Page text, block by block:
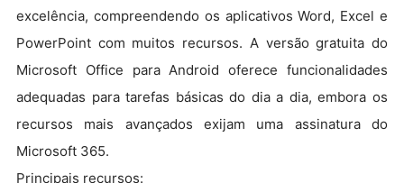
excelência, compreendendo os aplicativos Word, Excel e
PowerPoint com muitos recursos. A versão gratuita do
Microsoft Office para Android oferece funcionalidades
adequadas para tarefas básicas do dia a dia, embora os
recursos mais avançados exijam uma assinatura do
Microsoft 365.
Principais recursos: